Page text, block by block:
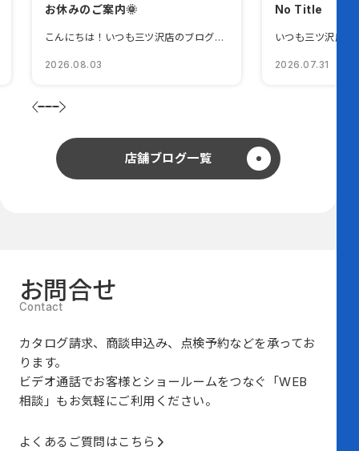
2026.08.03
お休みのご案内🌞
こんにちは！いつも三ツ沢店のブログをご覧いただきありがとうございます🫶ㇿ...
2026.07.31
No Title
店舗ブログ一覧
お問合せ
カタログ請求、商談申込み、点検予約などを承ってお
ります。
ビデオ通話でお客様とショールームをつなぐ
「WEB
相談」も お気軽にご利用ください。
よくあるご質問はこちら